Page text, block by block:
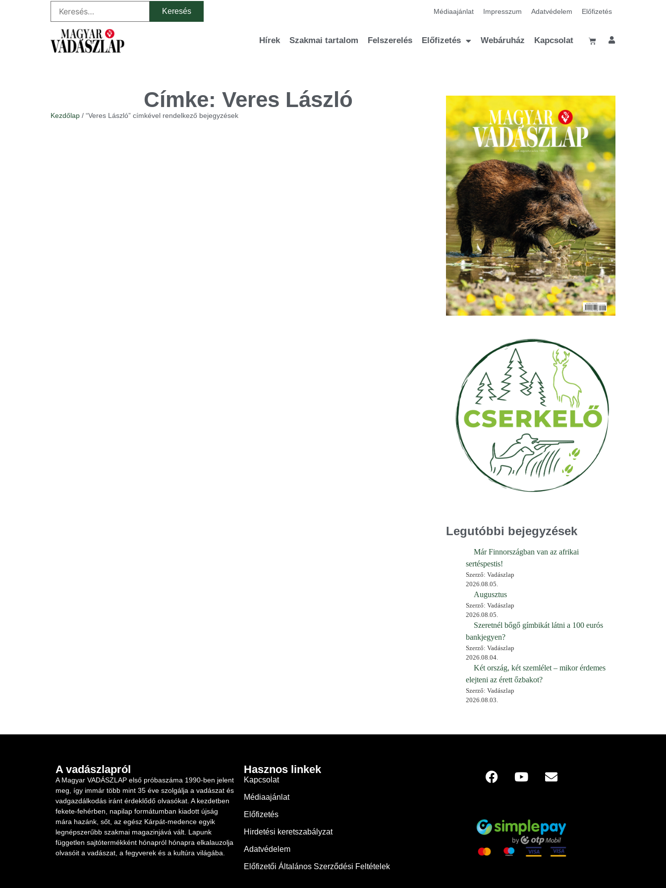
Médiaajánlat Impresszum Adatvédelem Előfizetés
Hírek Szakmai tartalom Felszerelés Előfizetés Webáruház Kapcsolat
Címke: Veres László
Kezdőlap / “Veres László” címkével rendelkező bejegyzések
Legutóbbi bejegyzések
Már Finnországban van az afrikai
sertéspestis!
Szerző: Vadászlap
2026.08.05.
Augusztus
Szerző: Vadászlap
2026.08.05.
Szeretnél bőgő gímbikát látni a 100 eurós
bankjegyen?
Szerző: Vadászlap
2026.08.04.
Két ország, két szemlélet – mikor érdemes
elejteni az érett őzbakot?
Szerző: Vadászlap
2026.08.03.
A vadászlapról
A Magyar VADÁSZLAP első próbaszáma 1990-ben jelent
meg, így immár több mint 35 éve szolgálja a vadászat és
vadgazdálkodás iránt érdeklődő olvasókat. A kezdetben
fekete-fehérben, napilap formátumban kiadott újság
mára hazánk, sőt, az egész Kárpát-medence egyik
legnépszerűbb szakmai magazinjává vált. Lapunk
független sajtótermékként hónapról hónapra elkalauzolja
olvasóit a vadászat, a fegyverek és a kultúra világába.
Hasznos linkek
Kapcsolat
Médiaajánlat
Előfizetés
Hirdetési keretszabályzat
Adatvédelem
Előfizetői Általános Szerződési Feltételek